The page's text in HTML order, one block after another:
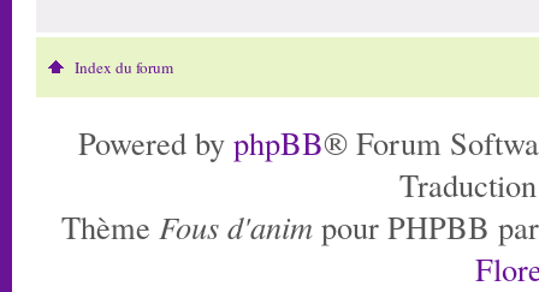
Index du forum
Powered by phpBB® Forum
Thème Fous d'anim pour PHPBB